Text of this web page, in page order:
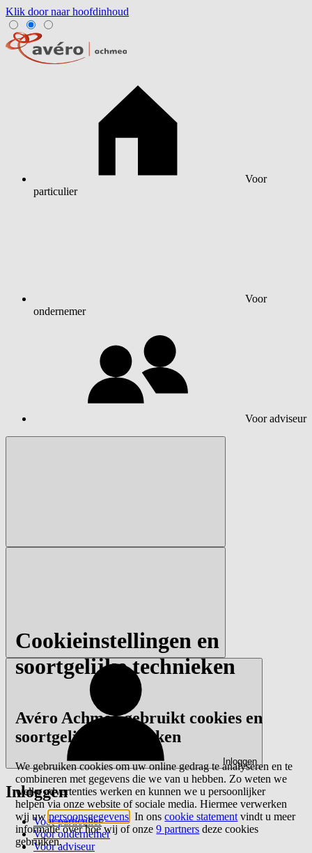
Klik door naar hoofdinhoud
Voor
particulier
Voor
ondernemer
Voor adviseur
Inloggen
Inloggen
Voor particulier
Voor ondernemer
Voor adviseur
Cookieinstellingen en
soortgelijke technieken
Avéro Achmea gebruikt cookies en
soortgelijke technieken
We gebruiken cookies om uw online gedrag te analyseren en te
combineren met gegevens die we van u hebben. Zo weten we
welke advertenties werken en kunnen we u persoonlijker
helpen via onze website of sociale media. Hiermee verwerken
wij uwpersoonsgegevens . In onscookie statement vindt u meer
informatie over hoe wij of onze9 partners deze cookies
gebruiken.